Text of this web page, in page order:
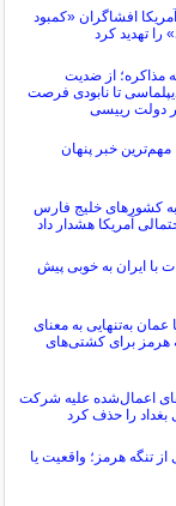
افشاگران «کمبود
را تهدید کرد
مذاکره؛ از ضدیت
تا نابودی فرصت
دولت رییسی
مهم‌ترین خبر پنهان
به کشورهای خلیج فارس
آمریکا هشدار داد
با ایران به خوبی پیش
عمان به‌تنهایی به معنای
هرمز برای کشتی‌های
اعمال‌شده علیه شرکت
بغداد را حذف کرد
از تنگه هرمز؛ واقعیت یا